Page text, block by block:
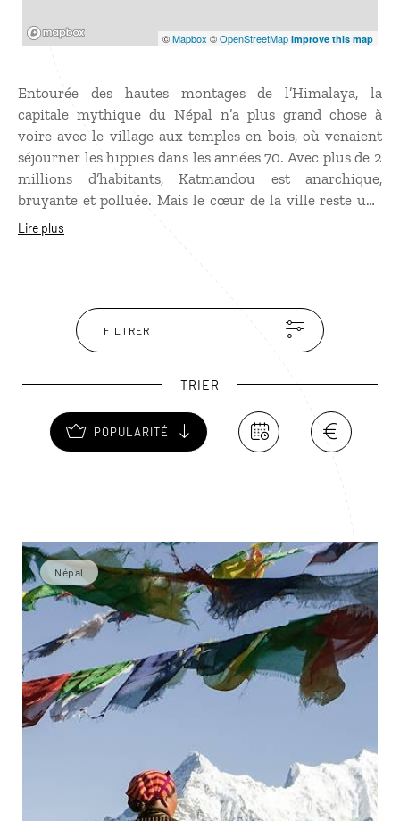
©Mapbox ©OpenStreetMap Improve this map
Entourée des hautes montages de l’Himalaya, la
capitale mythique du Népal n’a plus grand chose à
voire avec le village aux temples en bois, où venaient
séjourner les hippies dans les années 70. Avec plus de 2
millions d’habitants, Katmandou est anarchique,
bruyante et polluée. Mais le cœur de la ville reste une
vraie pépite avec les temples célèbres de Durbar
Katmandou, c’est aussi le sourire des enfants, les
couleurs des saris qui tranchent avec le gris ambiant et
des vaches allongées tranquillement au milieu de la
Lire plus
FILTRER
TRIER
POPULARITÉ
Népal